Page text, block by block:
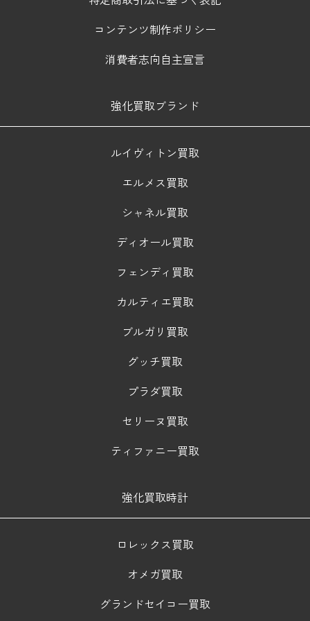
コンテンツ制作ポリシー
消費者志向自主宣言
強化買取ブランド
ルイヴィトン買取
エルメス買取
シャネル買取
ディオール買取
フェンディ買取
カルティエ買取
ブルガリ買取
グッチ買取
プラダ買取
セリーヌ買取
ティファニー買取
強化買取時計
ロレックス買取
オメガ買取
グランドセイコー買取